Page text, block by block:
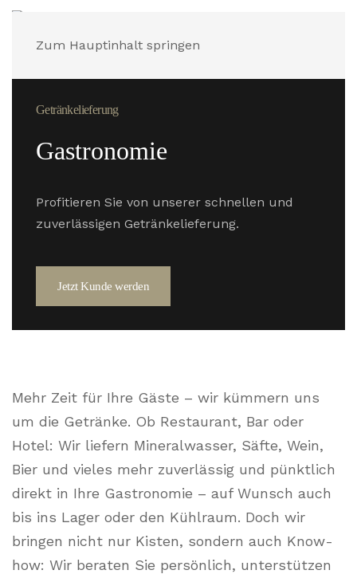
Zum Hauptinhalt springen
Getränkelieferung
Gastronomie
Profitieren Sie von unserer schnellen und
zuverlässigen Getränkelieferung.
Jetzt Kunde werden
Mehr Zeit für Ihre Gäste – wir kümmern uns
um die Getränke. Ob Restaurant, Bar oder
Hotel: Wir liefern Mineralwasser, Säfte, Wein,
Bier und vieles mehr zuverlässig und pünktlich
direkt in Ihre Gastronomie – auf Wunsch auch
bis ins Lager oder den Kühlraum. Doch wir
bringen nicht nur Kisten, sondern auch Know-
how: Wir beraten Sie persönlich, unterstützen